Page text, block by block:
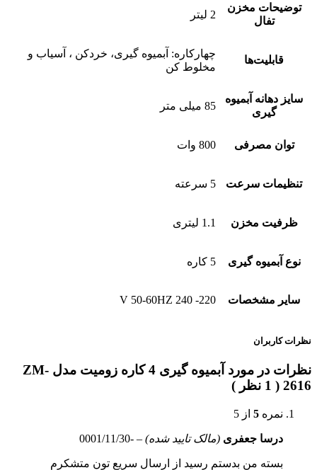
توضیحات مخزن
تفال
2 لیتر
قابلیت‌ها
چهارکاره: آبمیوه گیری، خردکن ، آسیاب و
مخلوط کن
سایز دهانه آبمیوه
گیری
85 میلی متر
توان مصرفی 800 وات
تنظیمات سرعت 5 سرعته
ظرفیت مخزن 1.1 لیتری
نوع آبمیوه گیری 5 کاره
سایر مشخصات 220- 240 V 50-60HZ
نظرات کاربران
نظرات در مورد آبمیوه گیری 4 کاره زومیت مدل ZM-
2616 ( 1 نظر )
نمره 5 از 5
درسا جعفری (مالک تایید شده) –
-0001/11/30
بسته من بدستم رسید از ارسال سریع تون متشکرم